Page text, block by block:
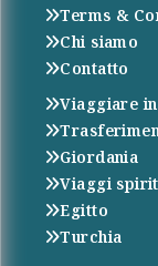
Terms &
Chi siamo
Contatto
Viaggiare
Giordania
Viaggi
Egitto
Turchia